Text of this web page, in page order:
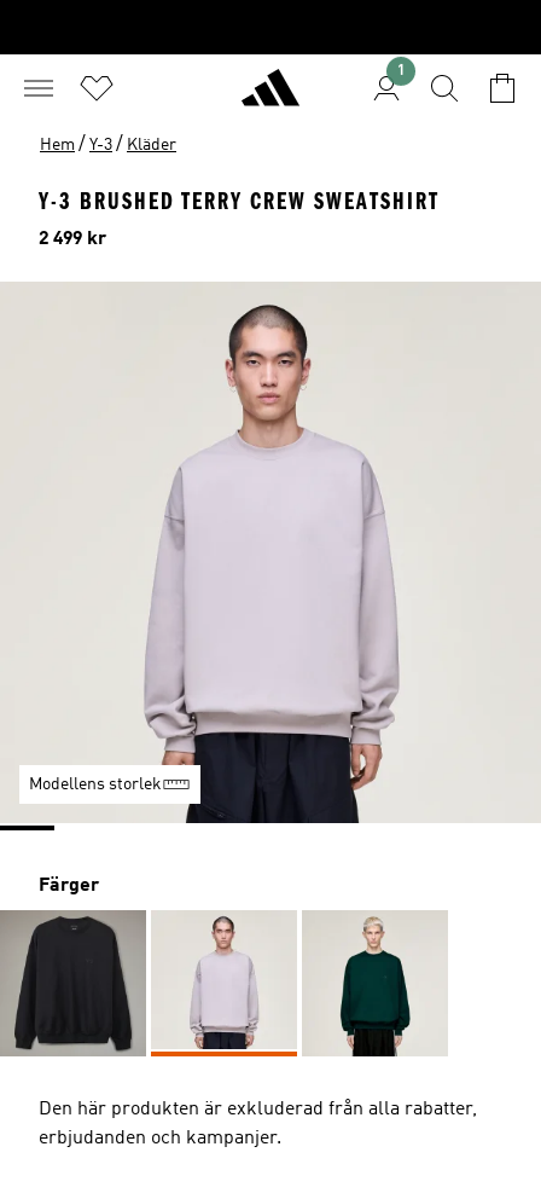
1
Hem / Y-3 / Kläder
Y-3 BRUSHED TERRY CREW SWEATSHIRT
Pris
2 499 kr
Modellens storlek
Färger
Den här produkten är exkluderad från alla rabatter,
erbjudanden och kampanjer.